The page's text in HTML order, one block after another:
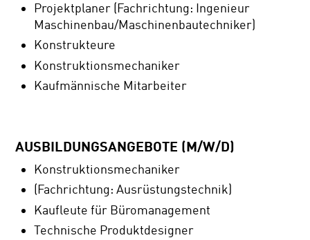
Projektplaner (Fachrichtung: Ingenieur
Maschinenbau/Maschinenbautechniker)
Konstrukteure
Konstruktionsmechaniker
Kaufmännische Mitarbeiter
AUSBILDUNGSANGEBOTE (M/W/D)
Konstruktionsmechaniker
(Fachrichtung: Ausrüstungstechnik)
Kaufleute für Büromanagement
Technische Produktdesigner